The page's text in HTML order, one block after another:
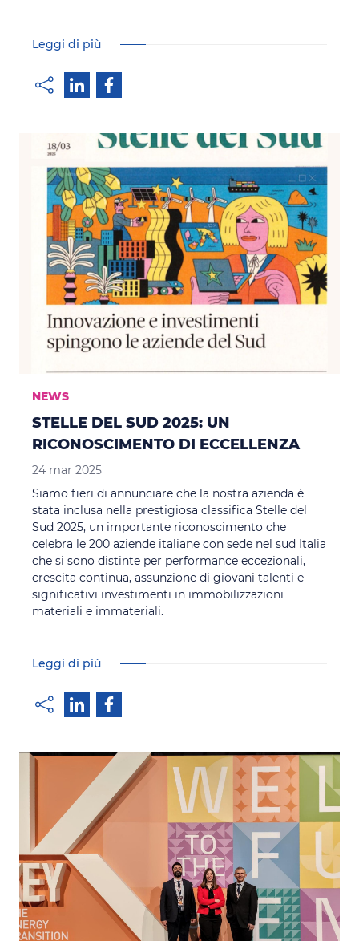
Leggi di più
NEWS
STELLE DEL SUD 2025: UN
RICONOSCIMENTO DI ECCELLENZA
24 mar 2025
Siamo fieri di annunciare che la nostra azienda è
stata inclusa nella prestigiosa classifica Stelle del
Sud 2025, un importante riconoscimento che
celebra le 200 aziende italiane con sede nel sud Italia
che si sono distinte per performance eccezionali,
crescita continua, assunzione di giovani talenti e
significativi investimenti in immobilizzazioni
materiali e immateriali.
Leggi di più